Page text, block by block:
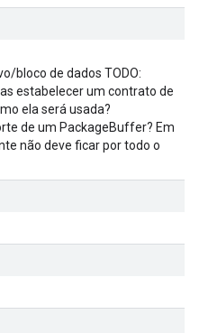
bloco de dados TODO:
estabelecer um contrato de
ela será usada?
de um PackageBuffer? Em
não deve ficar por todo o